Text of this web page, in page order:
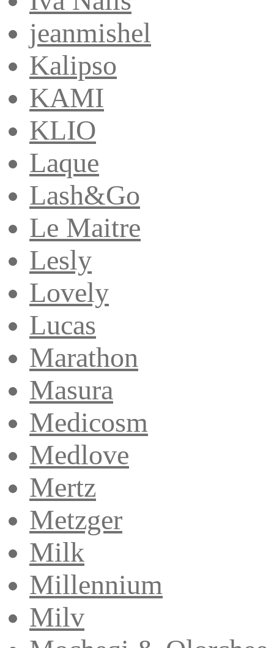
jeanmishel
Kalipso
KAMI
KLIO
Laque
Lash&Go
Le Maitre
Lesly
Lovely
Lucas
Marathon
Masura
Medicosm
Medlove
Mertz
Metzger
Milk
Millennium
Milv